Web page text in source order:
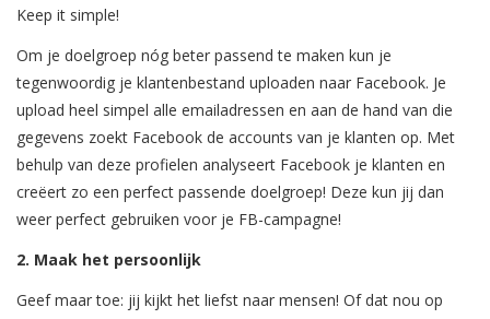
Keep it simple!
Om je doelgroep nóg beter passend te maken kun je
tegenwoordig je klantenbestand uploaden naar Facebook. Je
upload heel simpel alle emailadressen en aan de hand van die
gegevens zoekt Facebook de accounts van je klanten op. Met
behulp van deze profielen analyseert Facebook je klanten en
creëert zo een perfect passende doelgroep! Deze kun jij dan
weer perfect gebruiken voor je FB-campagne!
2. Maak het persoonlijk
Geef maar toe: jij kijkt het liefst naar mensen! Of dat nou op